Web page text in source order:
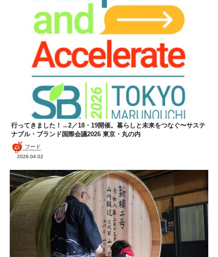
行ってきました！→2／18・19開催。暮らしと未来をつなぐ〜サステ
ナブル・ブランド国際会議2026 東京・丸の内
フード
2026.04.02